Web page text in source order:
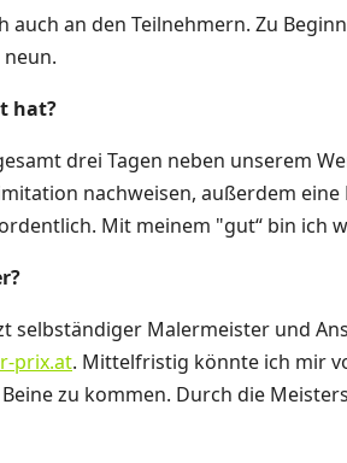
an den Teilnehmern. Zu
hat?
drei Tagen neben unserem
nachweisen, außerdem eine
Mit meinem "gut“ bin ich
selbständiger Malermeister und
prix.at. Mittelfristig könnte ich mir
zu kommen. Durch die